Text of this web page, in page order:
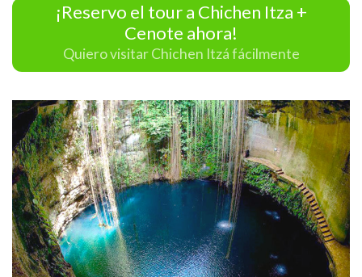
¡Reservo el tour a Chichen Itza +
Cenote ahora!
Quiero visitar Chichen Itzá fácilmente